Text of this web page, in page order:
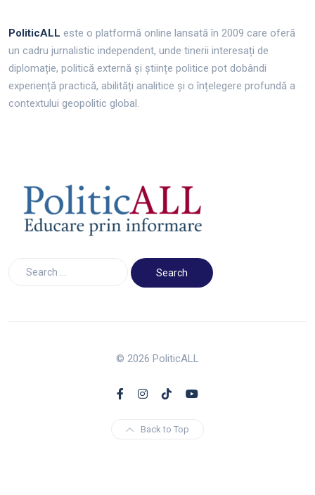
PoliticALL este o platformă online lansată în 2009 care oferă
un cadru jurnalistic independent, unde tinerii interesați de
diplomație, politică externă și științe politice pot dobândi
experiență practică, abilități analitice și o înțelegere profundă a
contextului geopolitic global.
© 2026 PoliticALL
Back to Top